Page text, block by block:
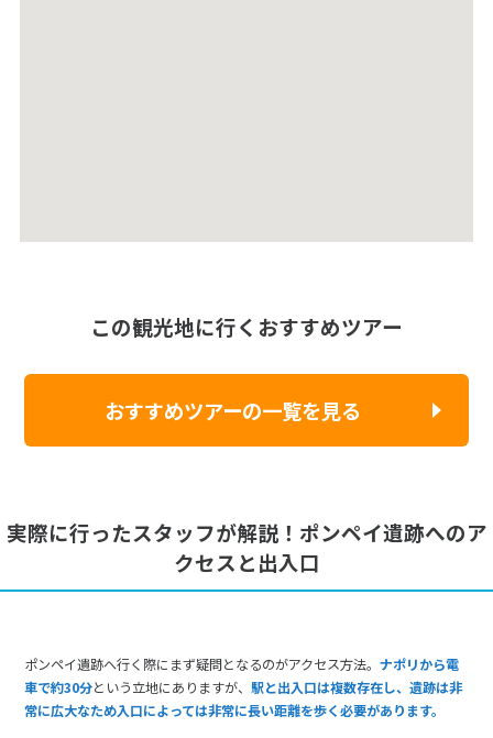
この観光地に行くおすすめツアー
おすすめツアーの一覧を見る
実際に行ったスタッフが解説！ポンペイ遺跡へのア
クセスと出入口
ポンペイ遺跡へ行く際にまず疑問となるのがアクセス方法。ナポリから電
車で約30分という立地にありますが、駅と出入口は複数存在し、遺跡は非
常に広大なため入口によっては非常に長い距離を歩く必要があります。